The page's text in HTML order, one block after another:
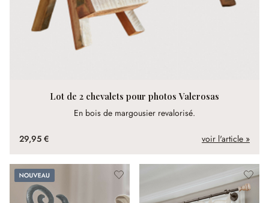
Lot de 2 chevalets pour photos Valerosas
En bois de margousier revalorisé.
29,95 € voir l'article »
Nouveau